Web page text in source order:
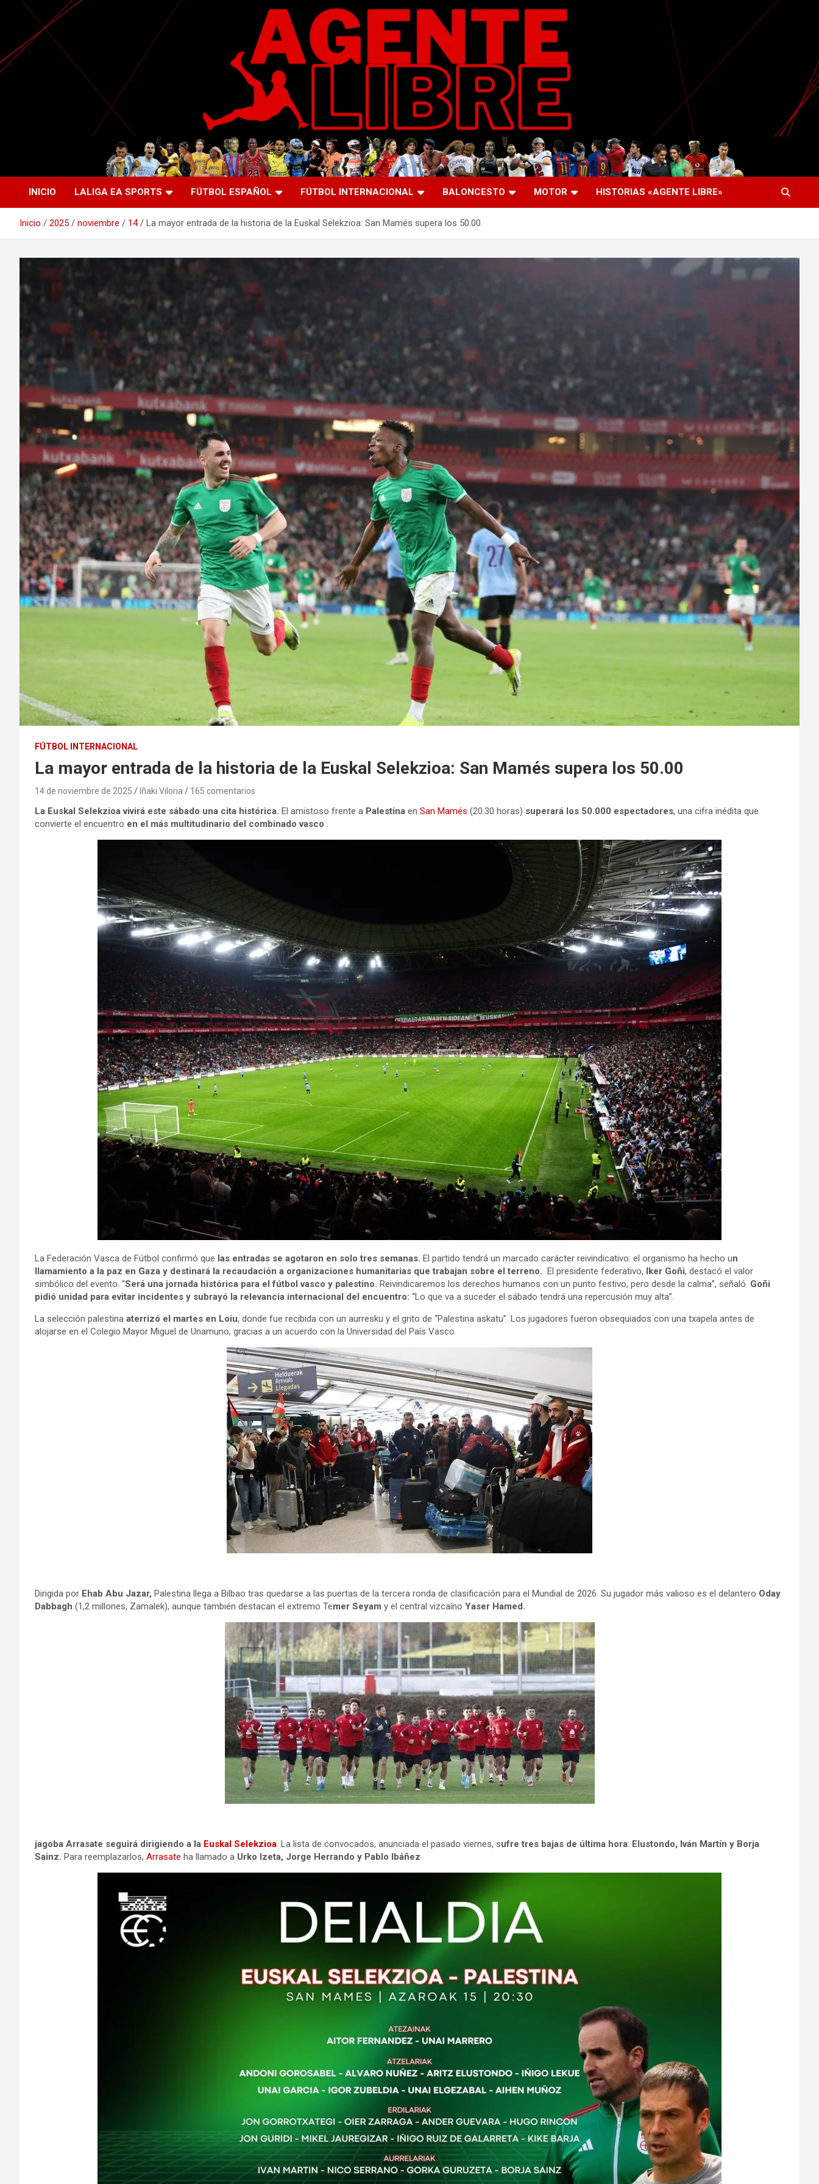
Saltar
contenido
Agente Libre Digital
La nueva generación del periodismo deportivo.
INICIO LALIGA EA SPORTS FÚTBOL ESPAÑOL FÚTBOL INTERNACIONAL BALONCESTO MOTOR HISTORIAS «AGENTE LIBRE»
Inicio 2025 noviembre 14 La mayor entrada de la historia de la Euskal Selekzioa: San Mamés supera los 50.00
FÚTBOL INTERNACIONAL
La mayor entrada de la historia de la Euskal Selekzioa: San Mamés supera los 50.00
14 de noviembre de 2025 Iñaki Viloria 165 comentarios
La Euskal Selekzioa vivirá este sábado una cita histórica. El amistoso frente a Palestina en San Mamés (20.30 horas) superará los 50.000 espectadores, una cifra inédita que
convierte el encuentro en el más multitudinario del combinado vasco .
La Federación Vasca de Fútbol confirmó que las entradas se agotaron en solo tres semanas. El partido tendrá un marcado carácter reivindicativo: el organismo ha hecho un
llamamiento a la paz en Gaza y destinará la recaudación a organizaciones humanitarias que trabajan sobre el terreno. El presidente federativo, Iker Goñi, destacó el valor
simbólico del evento. “Será una jornada histórica para el fútbol vasco y palestino. Reivindicaremos los derechos humanos con un punto festivo, pero desde la calma”, señaló. Goñi
pidió unidad para evitar incidentes y subrayó la relevancia internacional del encuentro: “Lo que va a suceder el sábado tendrá una repercusión muy alta”.
La selección palestina aterrizó el martes en Loiu, donde fue recibida con un aurresku y el grito de “Palestina askatu”. Los jugadores fueron obsequiados con una txapela antes de
alojarse en el Colegio Mayor Miguel de Unamuno, gracias a un acuerdo con la Universidad del País Vasco.
Dirigida por Ehab Abu Jazar, Palestina llega a Bilbao tras quedarse a las puertas de la tercera ronda de clasificación para el Mundial de 2026. Su jugador más valioso es el delantero Oday
Dabbagh (1,2 millones, Zamalek), aunque también destacan el extremo Temer Seyam y el central vizcaíno Yaser Hamed.
jagoba Arrasate seguirá dirigiendo a la Euskal Selekzioa. La lista de convocados, anunciada el pasado viernes, sufre tres bajas de última hora: Elustondo, Iván Martín y Borja
Sainz. Para reemplazarlos, Arrasate ha llamado a Urko Izeta, Jorge Herrando y Pablo Ibáñez